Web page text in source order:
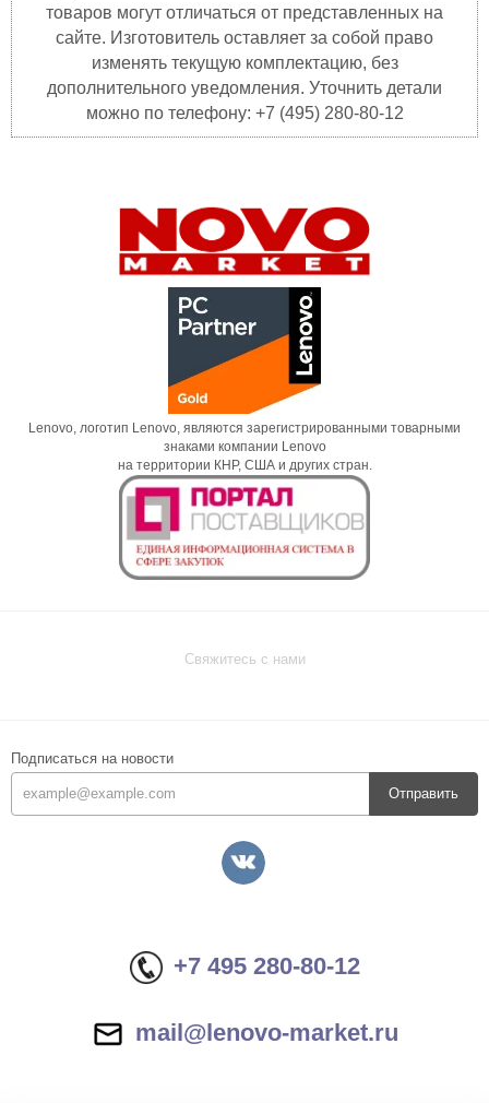
товаров могут отличаться от представленных на
сайте. Изготовитель оставляет за собой право
изменять текущую комплектацию, без
дополнительного уведомления. Уточнить детали
можно по телефону: +7 (495) 280-80-12
Lenovo, логотип Lenovo, являются зарегистрированными товарными
знаками компании Lenovo
на территории КНР, США и других стран.
Свяжитесь с нами
Подписаться на новости
Отправить
+7 495 280-80-12
mail@lenovo-market.ru